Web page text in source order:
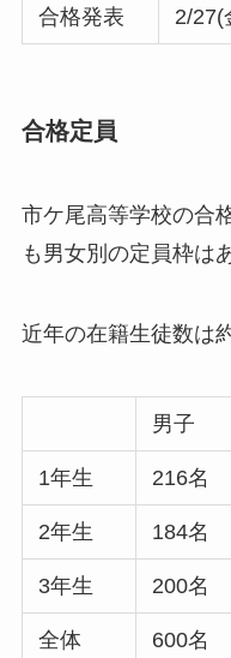
合格発表 2/27(
合格定員
市ケ尾高等学校の合
も男女別の定員枠は
近年の在籍生徒数は
男子
1年生 216名
2年生 184名
3年生 200名
全体 600名